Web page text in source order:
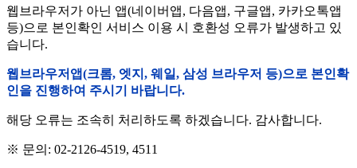
웹브라우저가 아닌 앱(네이버앱, 다음앱, 구글앱, 카카오톡앱
등)으로 본인확인 서비스 이용 시 호환성 오류가 발생하고 있
습니다.
웹브라우저앱(크롬, 엣지, 웨일, 삼성 브라우저 등)으로 본인확
인을 진행하여 주시기 바랍니다.
해당 오류는 조속히 처리하도록 하겠습니다. 감사합니다.
※ 문의: 02-2126-4519, 4511